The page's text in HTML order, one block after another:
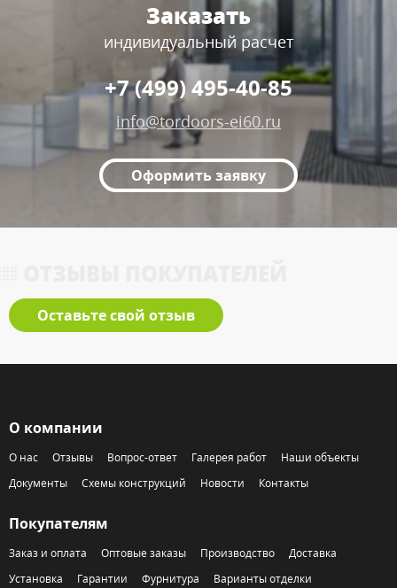
Заказать
индивидуальный расчет
Оформить заявку
+7 (499) 495-40-85
info@tordoors-ei60.ru
Оставьте свой отзыв
О компании
О нас Отзывы Вопрос-ответ Галерея работ
Наши объекты
Документы
Схемы конструкций Новости Контакты
Покупателям
Заказ и оплата Оптовые заказы Производство
Доставка
Установка
Гарантии Фурнитура
Варианты отделки